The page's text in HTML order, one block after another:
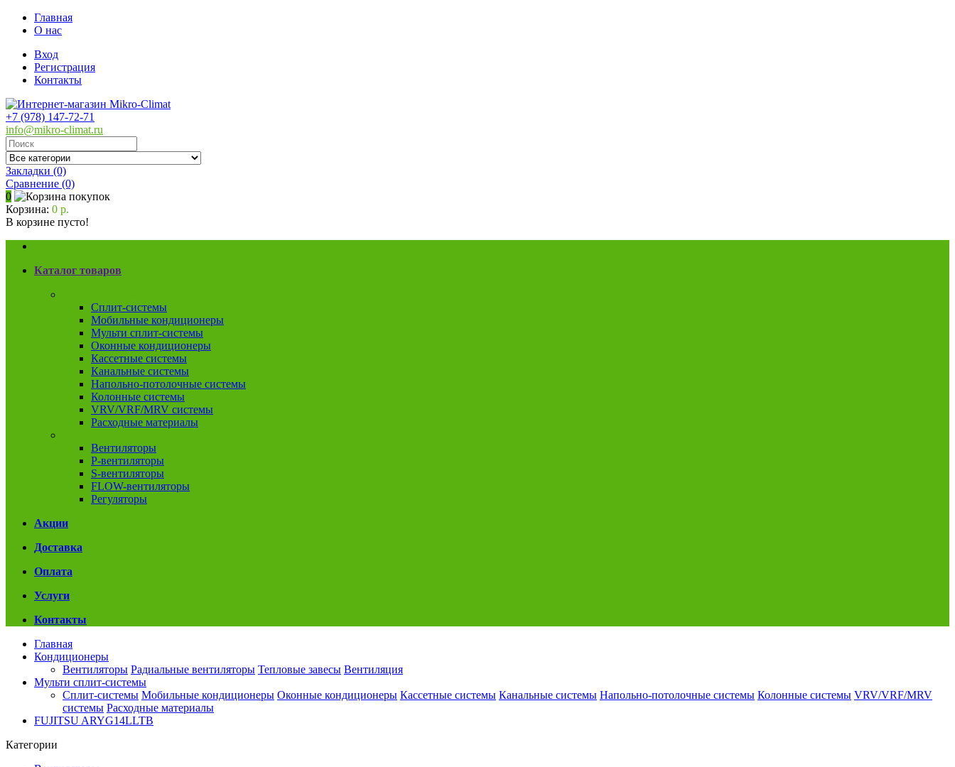
Главная
О нас
Вход
Регистрация
Контакты
+7 (978) 147-72-71
info@mikro-climat.ru
Закладки (0)
Сравнение (0)
0
Корзина: 0 р.
В корзине пусто!
Каталог товаров
Сплит-системы
Мобильные кондиционеры
Мульти сплит-системы
Оконные кондиционеры
Кассетные системы
Канальные системы
Напольно-потолочные системы
Колонные системы
VRV/VRF/MRV системы
Расходные материалы
Вентиляторы
P-вентиляторы
S-вентиляторы
FLOW-вентиляторы
Регуляторы
Акции
Доставка
Оплата
Услуги
Контакты
Главная
Кондиционеры
Вентиляторы Радиальные вентиляторы Тепловые завесы Вентиляция
Мульти сплит-системы
Сплит-системы Мобильные кондиционеры Оконные кондиционеры Кассетные системы Канальные системы Напольно-потолочные системы Колонные системы VRV/VRF/MRV
системы Расходные материалы
FUJITSU ARYG14LLTB
Категории